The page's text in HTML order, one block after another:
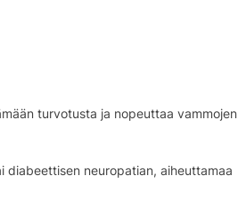
turvotusta ja nopeuttaa vammojen
diabeettisen neuropatian, aiheuttamaa